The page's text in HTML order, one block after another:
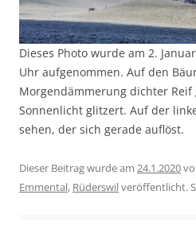
Dieses Photo wurde am 2.
Uhr aufgenommen. Auf den
Morgendämmerung dichter
Sonnenlicht glitzert. Auf der
sehen, der sich gerade auflöst.
Dieser Beitrag wurde am 24.1.2020
Emmental, Rüderswilveröffentlicht.